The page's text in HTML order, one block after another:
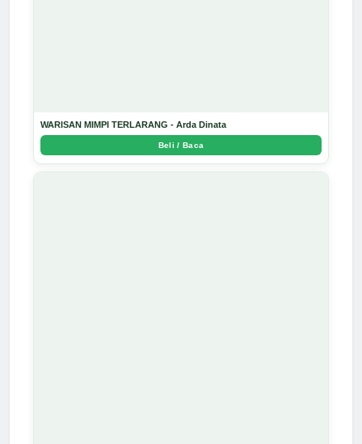
WARISAN MIMPI TERLARANG - Arda Dinata
Beli / Baca